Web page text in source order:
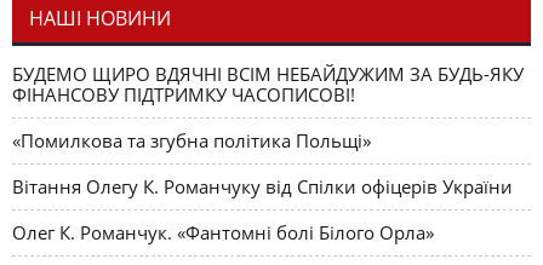
НАШІ НОВИНИ
БУДЕМО ЩИРО ВДЯЧНІ ВСІМ НЕБАЙДУЖИМ ЗА БУДЬ-ЯКУ
ФІНАНСОВУ ПІДТРИМКУ ЧАСОПИСОВІ!
«Помилкова та згубна політика Польщі»
Вітання Олегу К. Романчуку від Спілки офіцерів України
Олег К. Романчук. «Фантомні болі Білого Орла»